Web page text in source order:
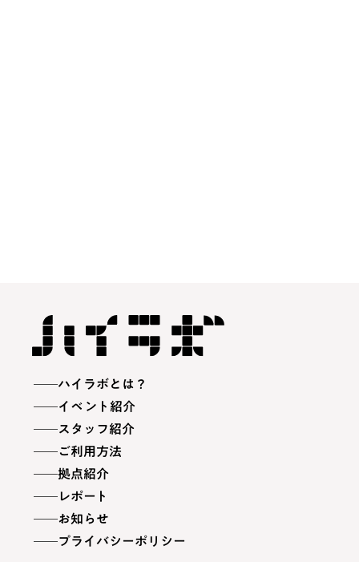
ハイラボとは？
イベント紹介
スタッフ紹介
ご利用方法
拠点紹介
レポート
お知らせ
プライバシーポリシー